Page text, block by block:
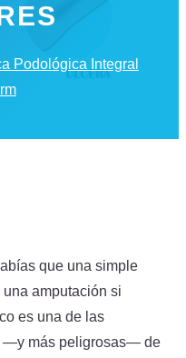
Podológica Integral
que una simple
amputación si
es una de las
—y más peligrosas— de